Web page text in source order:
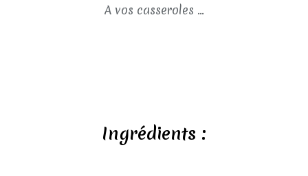
A vos casseroles ...
Ingrédients :